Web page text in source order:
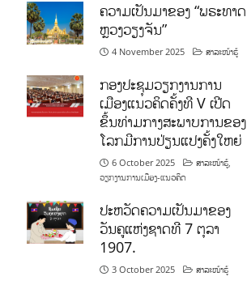
ຄວາມເປັນມາຂອງ “ພຣະທາດ
ຫຼວງວຽງຈັນ”
4 November 2025 ສາລະໜ້າຮູ້
ກອງປະຊຸມວຽກງານການ
ເມືອງແນວຄິດຄັ້ງທີ V ເປີດ
ຂຶ້ນທ່າມກາງສະພາບການຂອງ
ໂລກມີການປ່ຽນແປງຄັ້ງໃຫຍ່
6 October 2025 ສາລະໜ້າຮູ້,
ວຽກງານການເມືອງ-ແນວຄິດ
ປະຫວັດຄວາມເປັນມາຂອງ
ວັນຄູແຫ່ງຊາດທີ 7 ຕຸລາ
1907.
3 October 2025 ສາລະໜ້າຮູ້